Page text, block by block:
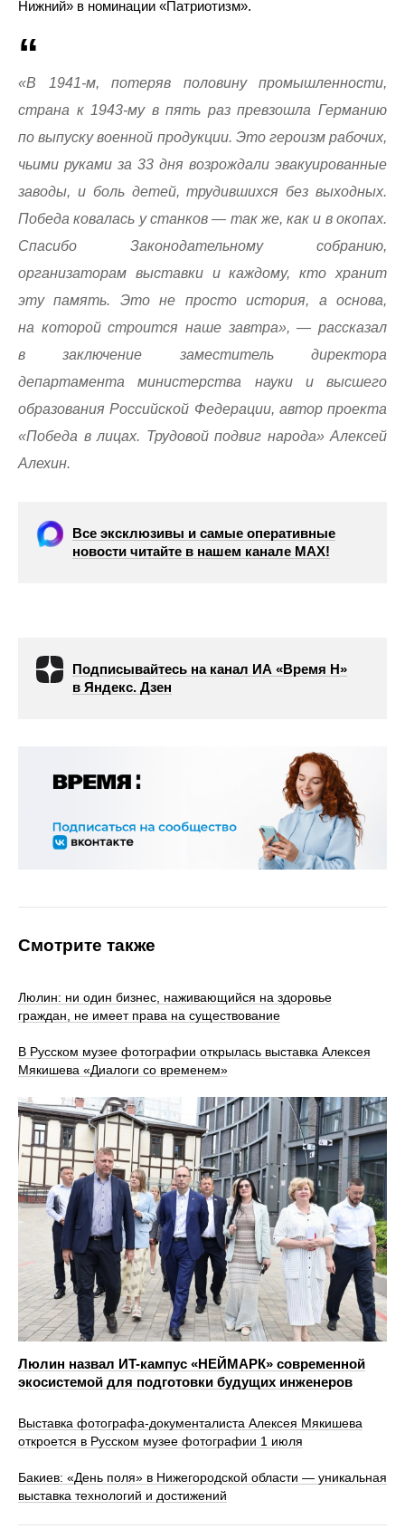
Нижний» в номинации «Патриотизм».
«В 1941-м, потеряв половину промышленности,
страна к 1943-му в пять раз превзошла Германию
по выпуску военной продукции. Это героизм рабочих,
чьими руками за 33 дня возрождали эвакуированные
заводы, и боль детей, трудившихся без выходных.
Победа ковалась у станков — так же, как и в окопах.
Спасибо Законодательному собранию,
организаторам выставки и каждому, кто хранит
эту память. Это не просто история, а основа,
на которой строится наше завтра», — рассказал
в заключение заместитель директора
департамента министерства науки и высшего
образования Российской Федерации, автор проекта
«Победа в лицах. Трудовой подвиг народа» Алексей
Алехин.
Все эксклюзивы и самые оперативные
новости читайте в нашем канале МАХ!
Подписывайтесь на канал ИА «Время Н»
в Яндекс. Дзен
Смотрите также
Люлин: ни один бизнес, наживающийся на здоровье
граждан, не имеет права на существование
В Русском музее фотографии открылась выставка Алексея
Мякишева «Диалоги со временем»
Люлин назвал ИT-кампус «НЕЙМАРК» современной
экосистемой для подготовки будущих инженеров
Выставка фотографа-документалиста Алексея Мякишева
откроется в Русском музее фотографии 1 июля
Бакиев: «День поля» в Нижегородской области — уникальная
выставка технологий и достижений